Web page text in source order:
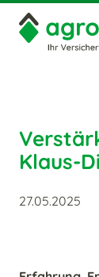
Unternehmen
Klaus-
27.05.2025